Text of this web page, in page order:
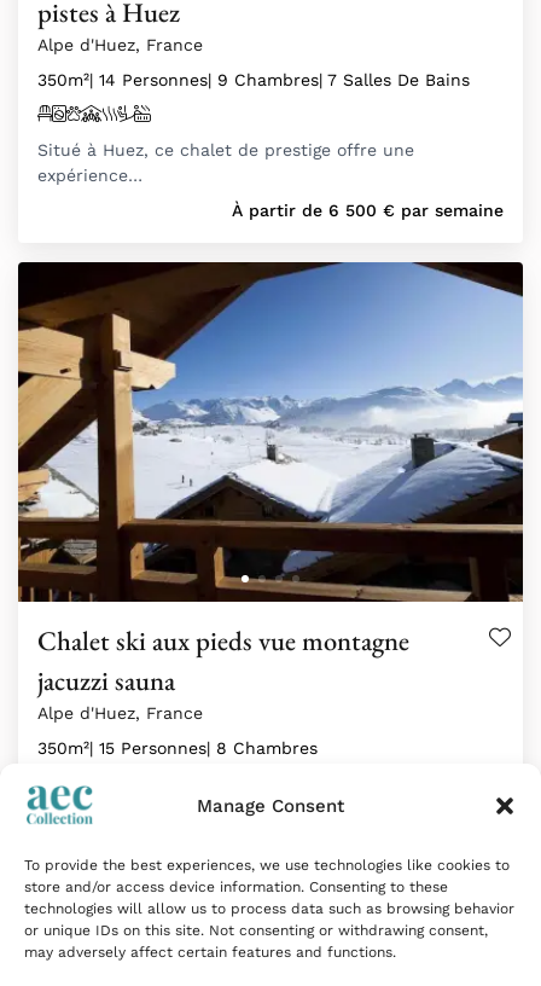
Manage Consent
To provide the best experiences, we use technologies like cookies to
store and/or access device information. Consenting to these
technologies will allow us to process data such as browsing behavior
or unique IDs on this site. Not consenting or withdrawing consent,
may adversely affect certain features and functions.
pistes à Huez
Alpe d'Huez, France
350m²| 14 Personnes| 9 Chambres| 7 Salles De Bains
Situé à Huez, ce chalet de prestige offre une
expérience…
À partir de 6 500 € par semaine
Chalet ski aux pieds vue montagne
jacuzzi sauna
Alpe d'Huez, France
350m²| 15 Personnes| 8 Chambres
Au sein du domaine des Grandes Rousses à l'Alpe
Tarif sur demande